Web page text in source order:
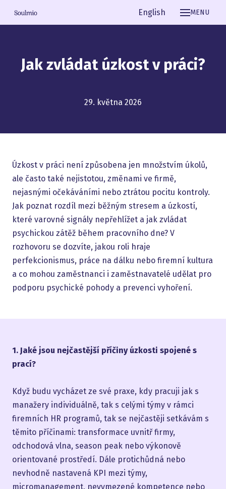
MENU
Čeština
English
Jak zvládat úzkost v práci?
29. května 2026
Úzkost v práci není způsobena jen množstvím úkolů,
ale často také nejistotou, změnami ve firmě,
nejasnými očekáváními nebo ztrátou pocitu kontroly.
Jak poznat rozdíl mezi běžným stresem a úzkostí,
které varovné signály nepřehlížet a jak zvládat
psychickou zátěž během pracovního dne? V
rozhovoru se dozvíte, jakou roli hraje
perfekcionismus, práce na dálku nebo firemní kultura
a co mohou zaměstnanci i zaměstnavatelé udělat pro
podporu psychické pohody a prevenci vyhoření.
1. Jaké jsou nejčastější příčiny úzkosti spojené s
prací?
Když budu vycházet ze své praxe, kdy pracuji jak s
manažery individuálně, tak s celými týmy v rámci
firemních HR programů, tak se nejčastěji setkávám s
těmito příčinami: transformace uvnitř firmy,
odchodová vlna, season peak nebo výkonově
orientované prostředí. Dále protichůdná nebo
nevhodně nastavená KPI mezi týmy,
micromanagement, nevymezené kompetence nebo